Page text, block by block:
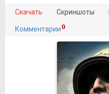
Скачать Скриншоты
Комментарии 0